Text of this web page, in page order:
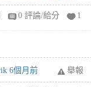
0 評論/給分 1
6個月前 舉報